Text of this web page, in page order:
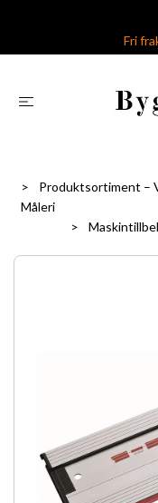
Fri
Produktsortiment –
Måleri